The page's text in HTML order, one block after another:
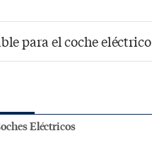
para el coche eléctrico
Eléctricos